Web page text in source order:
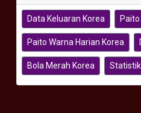
Data Keluaran Korea
Paito Warna Harian Korea
Bola Merah Korea